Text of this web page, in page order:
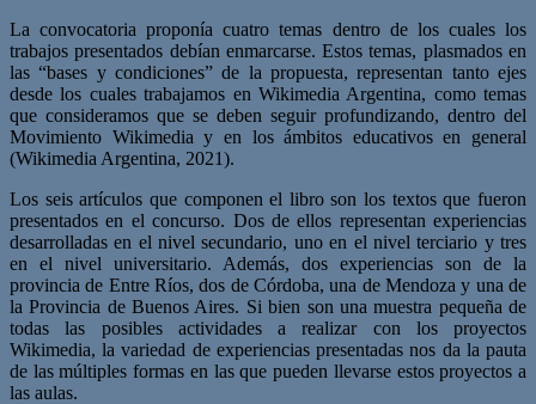
La convocatoria proponía cuatro temas dentro de los cuales los
trabajos presentados debían enmarcarse. Estos temas, plasmados en
las “bases y condiciones” de la propuesta, representan tanto ejes
desde los cuales trabajamos en Wikimedia Argentina, como temas
que consideramos que se deben seguir profundizando, dentro del
Movimiento Wikimedia y en los ámbitos educativos en general
(Wikimedia Argentina, 2021).
Los seis artículos que componen el libro son los textos que fueron
presentados en el concurso. Dos de ellos representan experiencias
desarrolladas en el nivel secundario, uno en el nivel terciario y tres
en el nivel universitario. Además, dos experiencias son de la
provincia de Entre Ríos, dos de Córdoba, una de Mendoza y una de
la Provincia de Buenos Aires. Si bien son una muestra pequeña de
todas las posibles actividades a realizar con los proyectos
Wikimedia, la variedad de experiencias presentadas nos da la pauta
de las múltiples formas en las que pueden llevarse estos proyectos a
las aulas.